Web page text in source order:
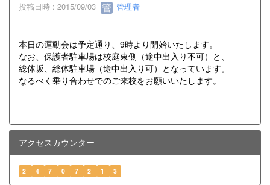
投稿日時 : 2015/09/03 管理者
本日の運動会は予定通り、9時より開始いたします。
なお、保護者駐車場は校庭東側（途中出入り不可）と、
総体坂、総体駐車場（途中出入り可）となっています。
なるべく乗り合わせでのご来校をお願いいたします。
アクセスカウンター
2 4 7 0 7 2 1 3